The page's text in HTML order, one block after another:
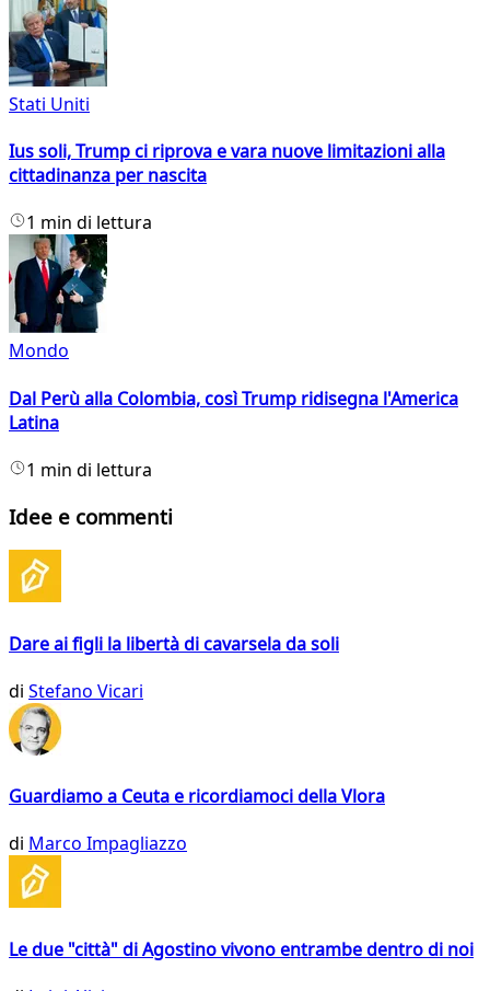
Stati Uniti
Ius soli, Trump ci riprova e vara nuove limitazioni alla
cittadinanza per nascita
1 min di lettura
Mondo
Dal Perù alla Colombia, così Trump ridisegna l'America
Latina
1 min di lettura
Idee e commenti
Dare ai figli la libertà di cavarsela da soli
di Stefano Vicari
Guardiamo a Ceuta e ricordiamoci della Vlora
di Marco Impagliazzo
Le due "città" di Agostino vivono entrambe dentro di noi